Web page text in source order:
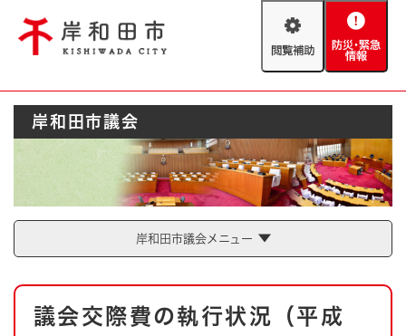
閲
助
防
緊
情
報
Foreign language
やさしい日本語
とじる
防災・緊急情報
ハザードマップ AED設置箇所
とじる
岸和田市議会
岸和田市議会メニュー
本
議会交際費の執行状況（平成